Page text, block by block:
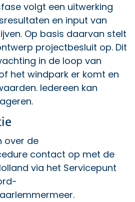
volgt een uitwerking
en input van
Op basis daarvan stelt
projectbesluit op. Dit
in de loop van
het windpark er komt en
Iedereen kan
over de
contact op met de
via het Servicepunt
.